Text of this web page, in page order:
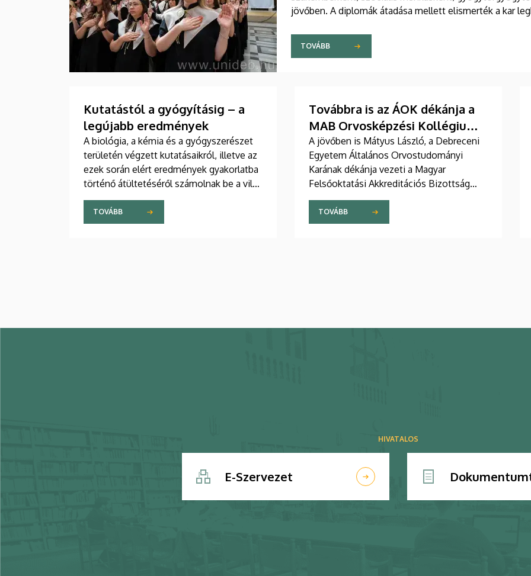
jövőben. A diplomák átadása mellett elismerték a kar
TOVÁBB
Kutatástól a gyógyításig – a
legújabb eredmények
A biológia, a kémia és a gyógyszerészet
területén végzett kutatásaikról, illetve az
ezek során elért eredmények gyakorlatba
történő átültetéséről számolnak be a világ
számos pontjáról érkezett kutatók a
Debreceni Egyetemen egy csütörtökön
kezdődött háromnapos konferencián. Az
TOVÁBB
Továbbra is az ÁOK dékánja a
MAB Orvosképzési Kollégiuma
élén
A jövőben is Mátyus László, a Debreceni
Egyetem Általános Orvostudományi
Karának dékánja vezeti a Magyar
Felsőoktatási Akkreditációs Bizottság
(MAB) Orvosképzési Kollégiumát. A
testület tagjai újabb három évre szavaztak
bizalmat a professzornak.
TOVÁBB
HIVATALOS
E-Szervezet